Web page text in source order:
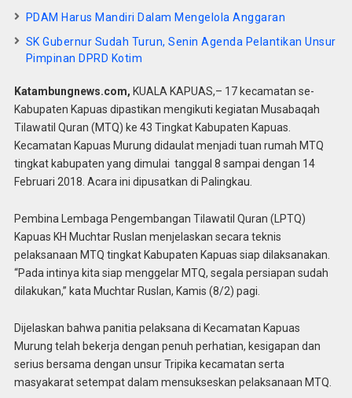
PDAM Harus Mandiri Dalam Mengelola Anggaran
SK Gubernur Sudah Turun, Senin Agenda Pelantikan Unsur
Pimpinan DPRD Kotim
Katambungnews.com, KUALA KAPUAS,– 17 kecamatan se-
Kabupaten Kapuas dipastikan mengikuti kegiatan Musabaqah
Tilawatil Quran (MTQ) ke 43 Tingkat Kabupaten Kapuas.
Kecamatan Kapuas Murung didaulat menjadi tuan rumah MTQ
tingkat kabupaten yang dimulai tanggal 8 sampai dengan 14
Februari 2018. Acara ini dipusatkan di Palingkau.
Pembina Lembaga Pengembangan Tilawatil Quran (LPTQ)
Kapuas KH Muchtar Ruslan menjelaskan secara teknis
pelaksanaan MTQ tingkat Kabupaten Kapuas siap dilaksanakan.
“Pada intinya kita siap menggelar MTQ, segala persiapan sudah
dilakukan,” kata Muchtar Ruslan, Kamis (8/2) pagi.
Dijelaskan bahwa panitia pelaksana di Kecamatan Kapuas
Murung telah bekerja dengan penuh perhatian, kesigapan dan
serius bersama dengan unsur Tripika kecamatan serta
masyakarat setempat dalam mensukseskan pelaksanaan MTQ.